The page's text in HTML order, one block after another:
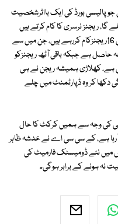
پالیسی بورڈ کی ایک بااثرشخصیت
گا، ریجنز نرسری کا کام کرتے ہیں
جنھیں کام کرنے سے روکا جارہا ہے۔پاکستان میں 16ریجنزکام کررہے ہیں، جن میں سے
حاصل ہے جبکہ باقی آٹھ ریجنزکو
کھلاڑی ہمیشہ ریجن نے ہی
دکھا کر وہ ڈپارٹمنٹ میں چلے
کی وجہ سے ہمیں کرکٹ کا حال
آرہا ہے، کے سی سی اے نے خدشہ ظاہر
میں نئے ڈومیسٹک فارمیٹ کی
نہ ہونے کے برابر ہوگی۔